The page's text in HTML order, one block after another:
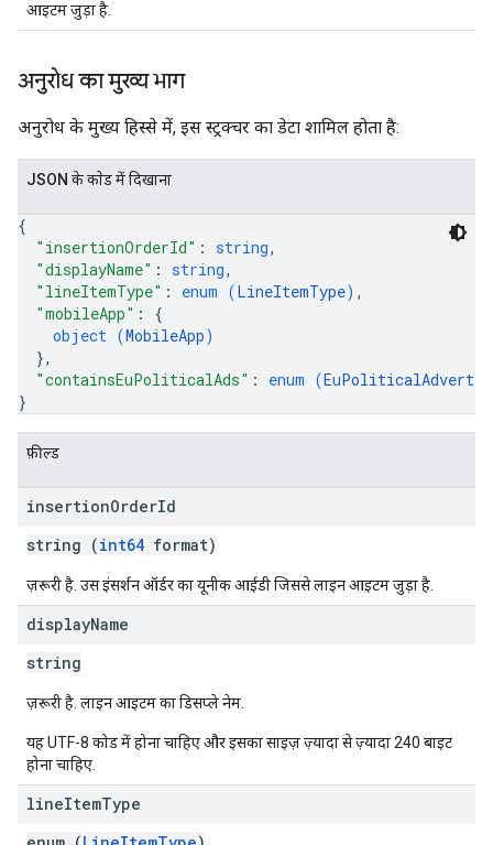
आइटम जुड़ा है.
अनुरोध का मुख्य भाग
अनुरोध के मुख्य हिस्से में, इस स्ट्रक्चर का डेटा शामिल होता है:
JSON के काेड में दिखाना
{
"insertionOrderId" : string,
"displayName" : string,
"lineItemType" : enum (LineItemType) ,
"mobileApp" : {
object (MobileApp)
},
"containsEuPoliticalAds" : enum (
}
फ़ील्ड
insertionOrderId
string (int64 format)
ज़रूरी है. उस इंसर्शन ऑर्डर का यूनीक आईडी जिससे लाइन आइटम जुड़ा है.
displayName
string
ज़रूरी है. लाइन आइटम का डिसप्ले नेम.
यह UTF-8 कोड में होना चाहिए और इसका साइज़ ज़्यादा से ज़्यादा 240 बाइट
होना चाहिए.
lineItemType